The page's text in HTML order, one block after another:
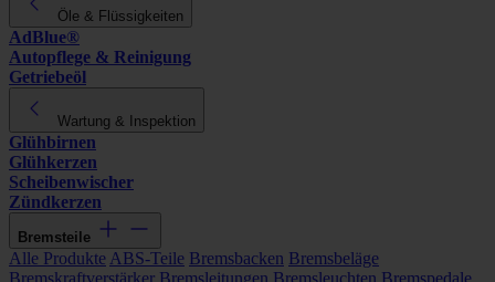
Öle & Flüssigkeiten
AdBlue®
Autopflege & Reinigung
Getriebeöl
Wartung & Inspektion
Glühbirnen
Glühkerzen
Scheibenwischer
Zündkerzen
Bremsteile
Alle Produkte ABS-Teile Bremsbacken Bremsbeläge
Bremskraftverstärker Bremsleitungen Bremsleuchten Bremspedale